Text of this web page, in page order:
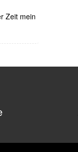
Zeit mein